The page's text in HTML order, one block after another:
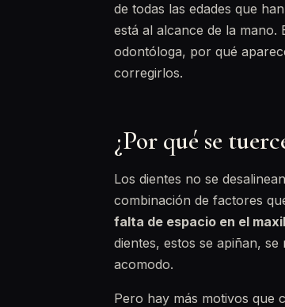
de todas las edades que
está al alcance de la mano.
odontóloga, por qué
corregirlos.
¿Por qué se
Los dientes no se
combinación de factores
falta de espacio en el
dientes, estos se apiñan,
acomodo.
Pero hay más motivos que